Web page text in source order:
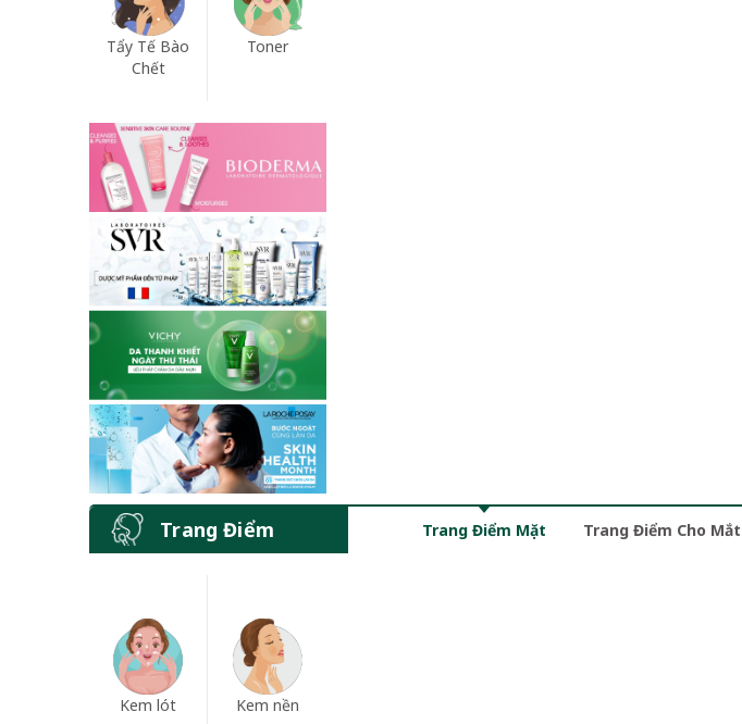
Tẩy Tế Bào
Chết
Toner
Trang Điểm Trang Điểm Mặt Trang Điểm Cho Mắt
Kem lót Kem nền